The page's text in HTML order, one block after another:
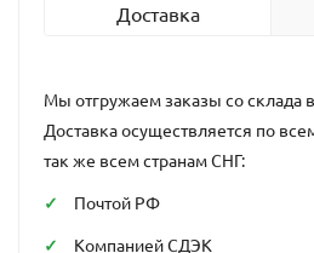
Доставка
Мы отгружаем заказы со склада
Доставка осуществляется по
так же всем странам СНГ:
Почтой РФ
Компанией СДЭК